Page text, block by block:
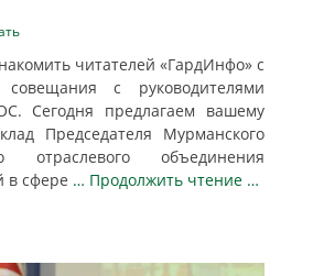
читателей «ГардИнфо» с
совещания с руководителями
Сегодня предлагаем вашему
Председателя Мурманского
отраслевого объединения
в сфере … Продолжить чтение …